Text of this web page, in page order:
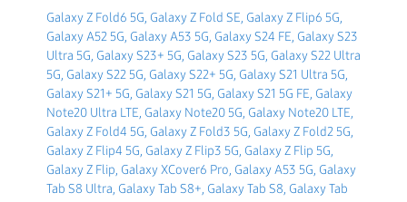
Galaxy Z Fold6 5G, Galaxy Z Fold SE, Galaxy Z Flip6 5G,
Galaxy A52 5G, Galaxy A53 5G, Galaxy S24 FE, Galaxy S23
Ultra 5G, Galaxy S23+ 5G, Galaxy S23 5G, Galaxy S22 Ultra
5G, Galaxy S22 5G, Galaxy S22+ 5G, Galaxy S21 Ultra 5G,
Galaxy S21+ 5G, Galaxy S21 5G, Galaxy S21 5G FE, Galaxy
Note20 Ultra LTE, Galaxy Note20 5G, Galaxy Note20 LTE,
Galaxy Z Fold4 5G, Galaxy Z Fold3 5G, Galaxy Z Fold2 5G,
Galaxy Z Flip4 5G, Galaxy Z Flip3 5G, Galaxy Z Flip 5G,
Galaxy Z Flip, Galaxy XCover6 Pro, Galaxy A53 5G, Galaxy
Tab S8 Ultra, Galaxy Tab S8+, Galaxy Tab S8, Galaxy Tab